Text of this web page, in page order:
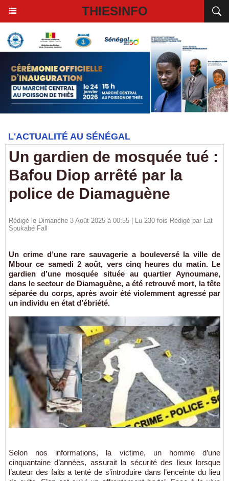
THIESINFO
L'ACTUALITÉ AU SÉNÉGAL
Un gardien de mosquée tué :
Bafou Diop arrêté par la
police de Diamaguène
Rédigé le Dimanche 3 Août 2025 à 00:55 | Lu 230 fois Rédigé par Lat
Soukabé Fall
Un crime d’une rare sauvagerie a bouleversé la ville de
Mbour ce samedi 2 août, vers cinq heures du matin. Le
gardien d’une mosquée située au quartier Aynoumane,
dans le secteur de Diamaguène, a été retrouvé mort, la tête
séparée du corps, après avoir été violemment agressé par
un individu en état d’ébriété.
Selon nos informations, la victime, un homme d’une
cinquantaine d’années, assurait la sécurité des lieux lorsque
l’auteur des faits a tenté de s’introduire dans l’enceinte du lieu